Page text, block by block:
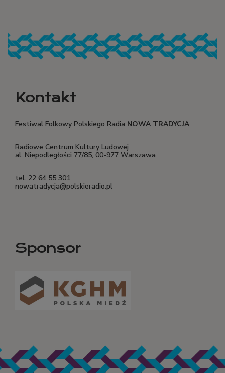
Kontakt
Festiwal Folkowy Polskiego Radia NOWA TRADYCJA
Radiowe Centrum Kultury Ludowej
al. Niepodległości 77/85, 00-977 Warszawa
tel. 22 64 55 301
nowatradycja@polskieradio.pl
Sponsor